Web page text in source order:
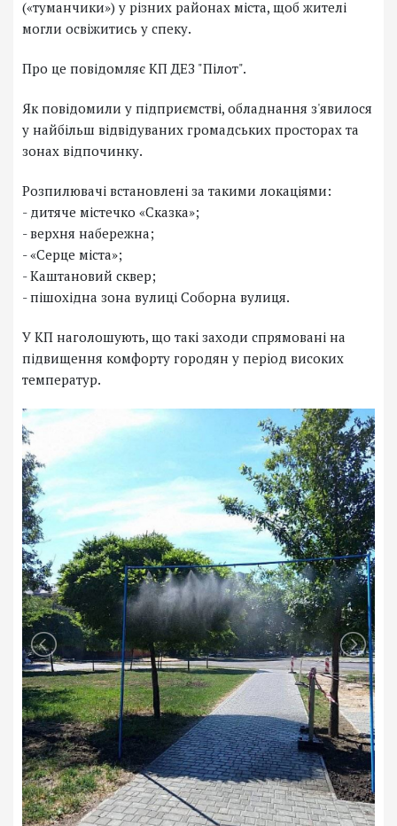
(«туманчики») у різних районах міста, щоб жителі
могли освіжитись у спеку.
Про це повідомляє КП ДЕЗ "Пілот".
Як повідомили у підприємстві, обладнання з'явилося
у найбільш відвідуваних громадських просторах та
зонах відпочинку.
Розпилювачі встановлені за такими локаціями:
- дитяче містечко «Сказка»;
- верхня набережна;
- «Серце міста»;
- Каштановий сквер;
- пішохідна зона вулиці Соборна вулиця.
У КП наголошують, що такі заходи спрямовані на
підвищення комфорту городян у період високих
температур.